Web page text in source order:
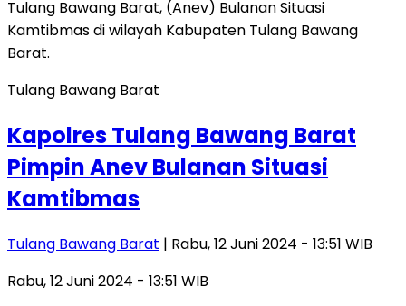
Tulang Bawang Barat
Kapolres Tulang Bawang Barat
Pimpin Anev Bulanan Situasi
Kamtibmas
Tulang Bawang Barat | Rabu, 12 Juni 2024 - 13:51 WIB
Rabu, 12 Juni 2024 - 13:51 WIB